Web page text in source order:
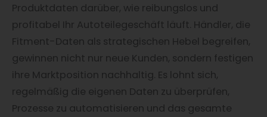
Produktdaten darüber, wie reibungslos und
profitabel Ihr Autoteilegeschäft läuft. Händler, die
Fitment-Daten als strategischen Hebel begreifen,
gewinnen nicht nur neue Kunden, sondern festigen
ihre Marktposition nachhaltig. Es lohnt sich,
regelmäßig die eigenen Daten zu überprüfen,
Prozesse zu automatisieren und das gesamte